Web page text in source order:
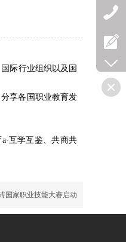
际行业组织以及国
享各国职业教育发
互学互鉴、共商共
国家职业技能大赛启动